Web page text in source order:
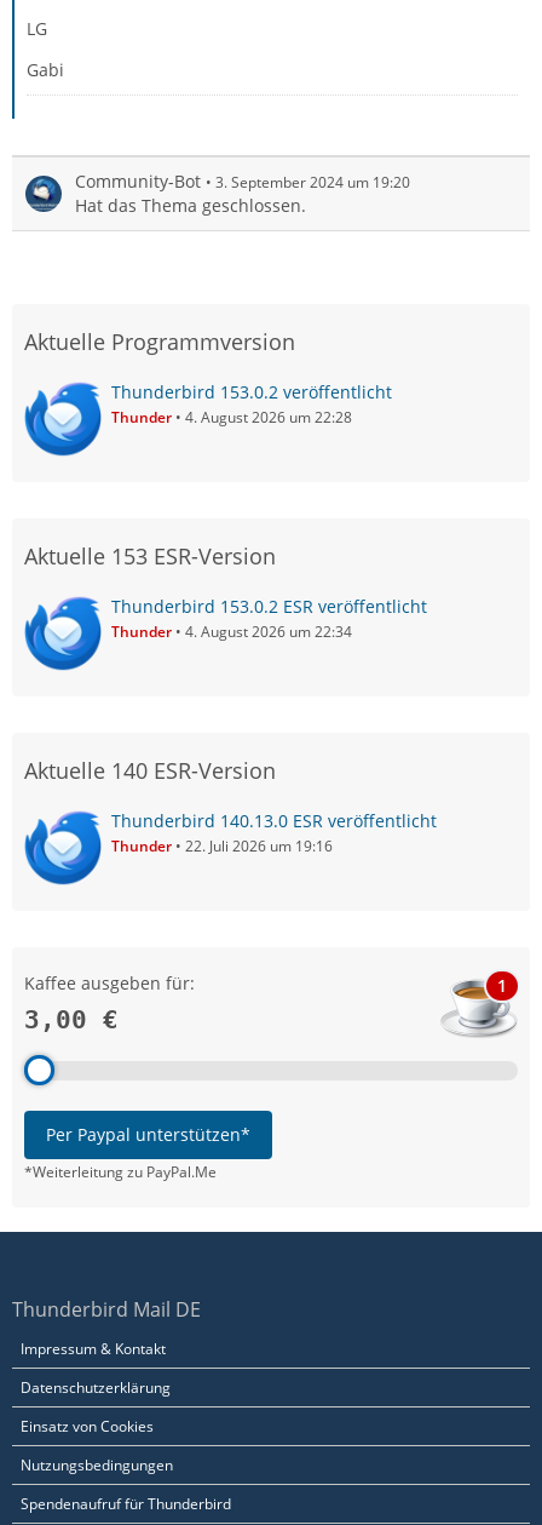
LG
Gabi
Community-Bot 3. September 2024 um 19:20
Hat das Thema geschlossen.
Aktuelle Programmversion
Thunderbird 153.0.2 veröffentlicht
Thunder 4. August 2026 um 22:28
Aktuelle 153 ESR-Version
Thunderbird 153.0.2 ESR veröffentlicht
Thunder 4. August 2026 um 22:34
Aktuelle 140 ESR-Version
Thunderbird 140.13.0 ESR veröffentlicht
Thunder 22. Juli 2026 um 19:16
Kaffee ausgeben für:
3,00 €
1
Per Paypal unterstützen*
*Weiterleitung zu PayPal.Me
Thunderbird Mail DE
Impressum & Kontakt
Datenschutzerklärung
Einsatz von Cookies
Nutzungsbedingungen
Spendenaufruf für Thunderbird